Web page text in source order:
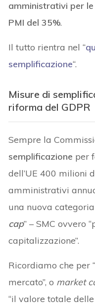
amministrativi per
PMI del 35%.
Il tutto rientra nel “
semplificazione“.
Misure di
riforma del GDPR
Sempre la
semplificazione per
dell’UE 400 milioni
amministrativi
una nuova
cap” – SMC ovvero
capitalizzazione”.
Ricordiamo che per “
mercato”, o market
“il valore totale